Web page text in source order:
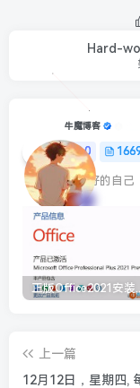
Hard-
牛魔博客
0
最最好的自己
上一篇
12月12日，星期四,